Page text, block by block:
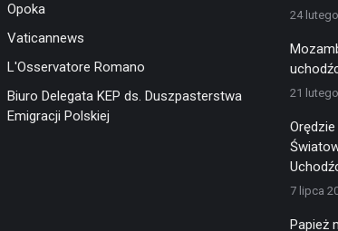
Opoka
Vaticannews
L'Osservatore Romano
Biuro Delegata KEP ds. Duszpasterstwa
Emigracji Polskiej
24
21
7 lipca
Papież